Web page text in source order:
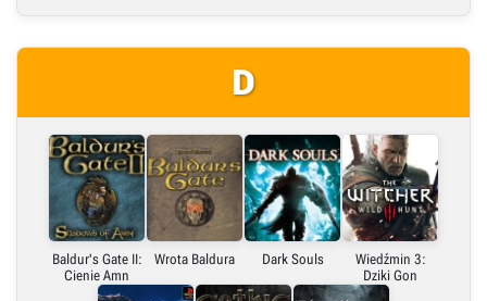
D
Baldur's Gate II:
Cienie Amn
Wrota Baldura Dark Souls
Wiedźmin 3:
Dziki Gon